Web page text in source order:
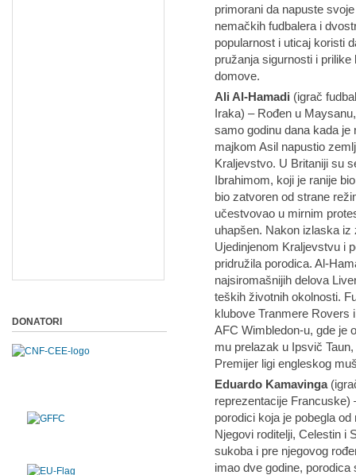
primorani da napuste
nemačkih fudbalera i
popularnost i uticaj koristi
pružanja sigurnosti i
domove.
Ali Al-Hamadi (igrač
Iraka) – Rođen u
samo godinu dana kada
majkom Asil napustio
Kraljevstvo. U Britaniji su
Ibrahimom, koji je ranije
bio zatvoren od strane
učestvovao u mirnim
uhapšen. Nakon izlaska
Ujedinjenom Kraljevstvu i
pridružila porodica. Al-
najsiromašnijih delova
teških životnih okolnosti.
klubove Tranmere Rovers
AFC Wimbledon-u, gde je
mu prelazak u Ipsvič
Premijer ligi engleskog
Eduardo Kamavinga
reprezentacije Francuske)
porodici koja je pobegla
Njegovi roditelji, Celestin i
sukoba i pre njegovog
imao dve godine,
DONATORI